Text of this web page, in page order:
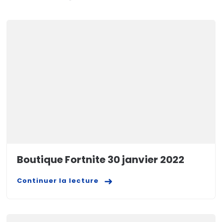
Boutique Fortnite 30 janvier 2022
Continuer la lecture